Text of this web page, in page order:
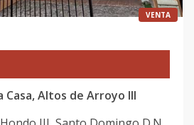
VENTA
Casa, Altos de Arroyo III